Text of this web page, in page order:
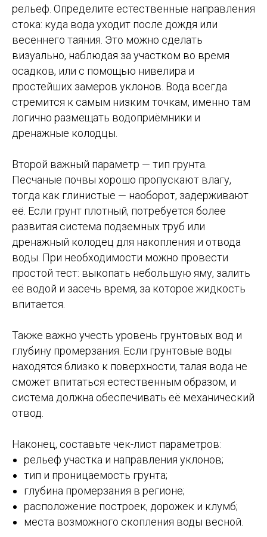
рельеф. Определите естественные направления
стока: куда вода уходит после дождя или
весеннего таяния. Это можно сделать
визуально, наблюдая за участком во время
осадков, или с помощью нивелира и
простейших замеров уклонов. Вода всегда
стремится к самым низким точкам, именно там
логично размещать водоприёмники и
дренажные колодцы.
Второй важный параметр — тип грунта.
Песчаные почвы хорошо пропускают влагу,
тогда как глинистые — наоборот, задерживают
её. Если грунт плотный, потребуется более
развитая система подземных труб или
дренажный колодец для накопления и отвода
воды. При необходимости можно провести
простой тест: выкопать небольшую яму, залить
её водой и засечь время, за которое жидкость
впитается.
Также важно учесть уровень грунтовых вод и
глубину промерзания. Если грунтовые воды
находятся близко к поверхности, талая вода не
сможет впитаться естественным образом, и
система должна обеспечивать её механический
отвод.
Наконец, составьте чек-лист параметров:
рельеф участка и направления уклонов;
тип и проницаемость грунта;
глубина промерзания в регионе;
расположение построек, дорожек и клумб;
места возможного скопления воды весной.